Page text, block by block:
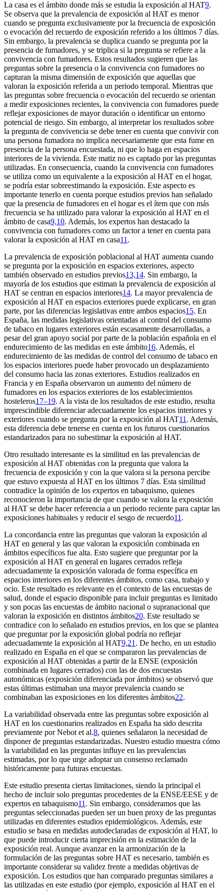
La casa es el ámbito donde más se estudia la exposición al HAT9.
Se observa que la prevalencia de exposición al HAT es menor
cuando se pregunta exclusivamente por la frecuencia de exposición
o evocación del recuerdo de exposición referido a los últimos 7 días.
Sin embargo, la prevalencia se duplica cuando se pregunta por la
presencia de fumadores, y se triplica si la pregunta se refiere a la
convivencia con fumadores. Estos resultados sugieren que las
preguntas sobre la presencia o la convivencia con fumadores no
capturan la misma dimensión de exposición que aquellas que
valoran la exposición referida a un periodo temporal. Mientras que
las preguntas sobre frecuencia o evocación del recuerdo se orientan
a medir exposiciones recientes, la convivencia con fumadores puede
reflejar exposiciones de mayor duración o identificar un entorno
potencial de riesgo. Sin embargo, al interpretar los resultados sobre
la pregunta de convivencia se debe tener en cuenta que convivir con
una persona fumadora no implica necesariamente que esta fume en
presencia de la persona encuestada, ni que lo haga en espacios
interiores de la vivienda. Este matiz no es captado por las preguntas
utilizadas. En consecuencia, cuando la convivencia con fumadores
se utiliza como un equivalente a la exposición al HAT en el hogar,
se podría estar sobreestimando la exposición. Este aspecto es
importante tenerlo en cuenta porque estudios previos han señalado
que la presencia de fumadores en el hogar es el ítem que con más
frecuencia se ha utilizado para valorar la exposición al HAT en el
ámbito de casa9,10. Además, los expertos han destacado la
convivencia con fumadores como un factor a tener en cuenta para
valorar la exposición al HAT en casa11 .
La prevalencia de exposición poblacional al HAT aumenta cuando
se pregunta por la exposición en espacios exteriores, aspecto
también observado en estudios previos13,14. Sin embargo, la
mayoría de los estudios que estiman la prevalencia de exposición al
HAT se centran en espacios interiores14. La mayor prevalencia de
exposición al HAT en espacios exteriores puede explicarse, en gran
parte, por las diferencias legislativas entre ambos espacios15. En
España, las medidas legislativas orientadas al control del consumo
de tabaco en lugares exteriores están escasamente desarrolladas, a
pesar del gran apoyo social por parte de la población española en el
endurecimiento de las medidas en este ámbito16. Además, el
endurecimiento de las medidas de control del consumo de tabaco en
los espacios interiores puede haber provocado un desplazamiento
del consumo hacia las zonas exteriores. Estudios realizados en
Francia y en España observaron un aumento del número de
fumadores en los espacios exteriores de los establecimientos
hosteleros17–19. A la vista de los resultados de este estudio, resulta
imprescindible diferenciar adecuadamente los espacios interiores y
exteriores cuando se pregunta por la exposición al HAT11 . Además,
esta diferencia debe tenerse en cuenta en los futuros cuestionarios
estandarizados para no subestimar la exposición al HAT.
Otro resultado interesante es la similitud en las prevalencias de
exposición al HAT obtenidas con la pregunta que valora la
frecuencia de exposición y con la que valora si la persona percibe
que estuvo expuesta al HAT en los últimos 7 días. Esta similitud
contradice la opinión de los expertos en tabaquismo, quienes
reconocieron la importancia de que cuando se valora la exposición
al HAT se debe hacer referencia a un periodo reciente para captar las
exposiciones habituales y reducir el sesgo de recuerdo11 .
La concordancia entre las preguntas que valoran la exposición al
HAT en general y las que valoran la exposición combinada en
ámbitos específicos fue alta. Esto sugiere que preguntar por la
exposición al HAT en general en lugares cerrados refleja
adecuadamente la exposición valorada de forma específica en
espacios interiores en los diferentes ámbitos, como casa, trabajo y
ocio. Este resultado es relevante en el contexto de las encuestas de
salud, donde el espacio disponible para incluir preguntas es limitado
y son pocas las encuestas de ámbito nacional o supranacional que
valoran la exposición en distintos ámbitos20. Este resultado se
contradice con lo señalado en estudios previos, en los que se plantea
que preguntar por la exposición global podría no reflejar
adecuadamente la exposición al HAT9,21 . De hecho, en un estudio
realizado en España en el que se compararon las prevalencias de
exposición al HAT obtenidas a partir de la ENSE (exposición
combinada en lugares cerrados) con las de dos encuestas
autonómicas (exposición diferenciada por ámbitos) se observó que
estas últimas estimaban una mayor prevalencia cuando se
combinaban las exposiciones en los diferentes ámbitos22.
La variabilidad observada entre las preguntas sobre exposición al
HAT en los cuestionarios realizados en España ha sido descrita
previamente por Nebot et al.8, quienes señalaron la necesidad de
disponer de preguntas estandarizadas. Nuestro estudio muestra cómo
la variabilidad en las preguntas influye en las prevalencias
estimadas, por lo que urge adoptar un consenso reclamado
históricamente para futuras encuestas.
Este estudio presenta ciertas limitaciones, siendo la principal el
hecho de incluir solo preguntas procedentes de la ENSE/EESE y de
expertos en tabaquismo11 . Sin embargo, consideramos que las
preguntas seleccionadas pueden ser un buen proxy de las preguntas
utilizadas en diferentes estudios epidemiológicos. Además, este
estudio se basa en medidas autodeclaradas de exposición al HAT, lo
que puede introducir cierta imprecisión en la estimación de la
exposición real. Aunque avanzar en la armonización de la
formulación de las preguntas sobre HAT es necesario, también es
importante considerar su validez frente a medidas objetivas de
exposición. Los estudios que han comparado preguntas similares a
las utilizadas en este estudio (por ejemplo, exposición al HAT en el